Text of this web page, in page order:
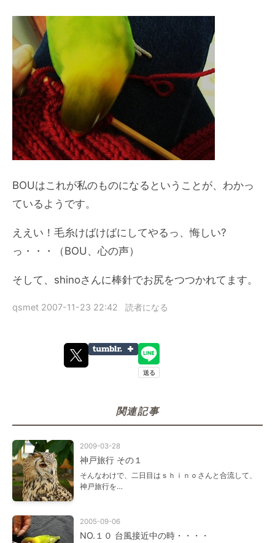
BOUはこれが私のものになるということが、わかっ
ているようです。
ええい！毛糸けばけばにしてやるっ、悔しい?
っ・・・（BOU、心の声）
そして、shinoさんに棒針でお尻をつつかれてます。
qsmet 2007-11-23 22:42 読者になる
関連記事
2009-03-28
神戸旅行 その１
そんなわけで、二日目はｓｈｉｎｏさんと合流して、
神戸旅行を…
2005-09-06
NO.１０ 台風接近中の時・・・・